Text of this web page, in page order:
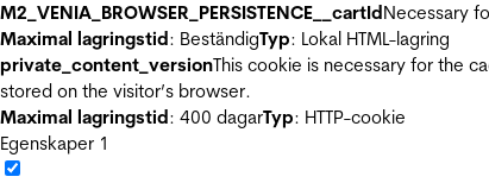
M2_VENIA_BROWSER_PERSISTENCE__cartIdNecessary
Maximal lagringstid: BeständigTyp: Lokal HTML-lagring
private_content_versionThis cookie is necessary for the
stored on the visitor’s browser.
Maximal lagringstid: 400 dagarTyp: HTTP-cookie
Egenskaper 1